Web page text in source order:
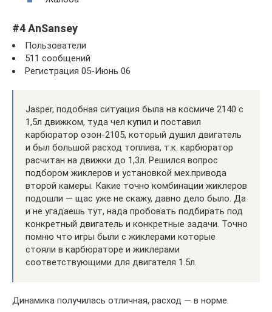
#4 AnSansey
Пользователи
511 сообщений
Регистрация 05-Июнь 06
Jasper, подобная ситуация была на космиче 2140 с
1,5л движком, туда чел купил и поставил
карбюратор озон-2105, который душил двигатель
и был большой расход топлива, т.к. карбюратор
расчитан на движки до 1,3л. Решился вопрос
подбором жиклеров и установкой мех.привода
второй камеры. Какие точно комбинации жиклеров
подошли — щас уже не скажу, давно дело было. Да
и не угадаешь тут, нада пробовать подбирать под
конкретный двигатель и конкретные задачи. Точно
помню что игры были с жиклерами которые
стояли в карбюраторе и жиклерами
соответствующими для двигателя 1.5л.
Динамика получилась отличная, расход — в норме.